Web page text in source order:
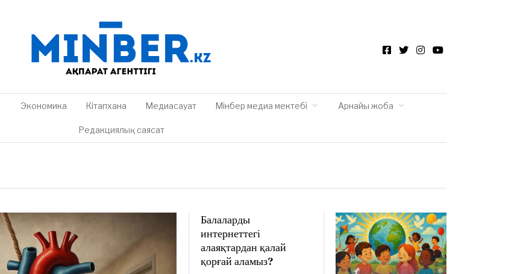
Экономика Кітапхана Медиасауат Мінбер медиа мектебі Арнайы жоба
Редакциялық саясат
Балаларды
интернеттегі
алаяқтардан қалай
қорғай аламыз?